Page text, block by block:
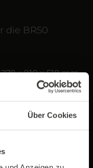
Über Cookies
die BR50
x 910 x 518 mm